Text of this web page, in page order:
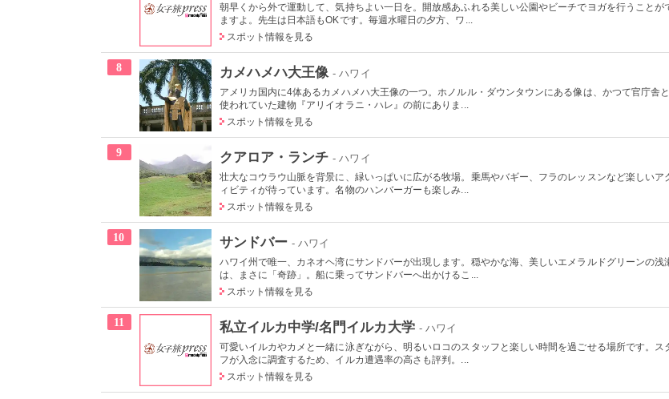
朝早くから外で運動して、気持ちよい一日を。開放感あふれる美しい公園やビーチでヨガを行うことが
ますよ。先生は日本語もOKです。毎週水曜日の夕方、ワ...
スポット情報を見る
8 カメハメハ大王像 - ハワイ
アメリカ国内に4体あるカメハメハ大王像の一つ。ホノルル・ダウンタウンにある像は、かつて官庁舎
使われていた建物『アリイオラニ・ハレ』の前にありま...
スポット情報を見る
9 クアロア・ランチ - ハワイ
壮大なコウラウ山脈を背景に、緑いっぱいに広がる牧場。乗馬やバギー、フラのレッスンなど楽しいア
ィビティが待っています。名物のハンバーガーも楽しみ...
スポット情報を見る
10 サンドバー - ハワイ
ハワイ州で唯一、カネオヘ湾にサンドバーが出現します。穏やかな海、美しいエメラルドグリーンの浅
は、まさに「奇跡」。船に乗ってサンドバーへ出かけるこ...
スポット情報を見る
11 私立イルカ中学/名門イルカ大学 - ハワイ
可愛いイルカやカメと一緒に泳ぎながら、明るいロコのスタッフと楽しい時間を過ごせる場所です。ス
フが入念に調査するため、イルカ遭遇率の高さも評判。...
スポット情報を見る